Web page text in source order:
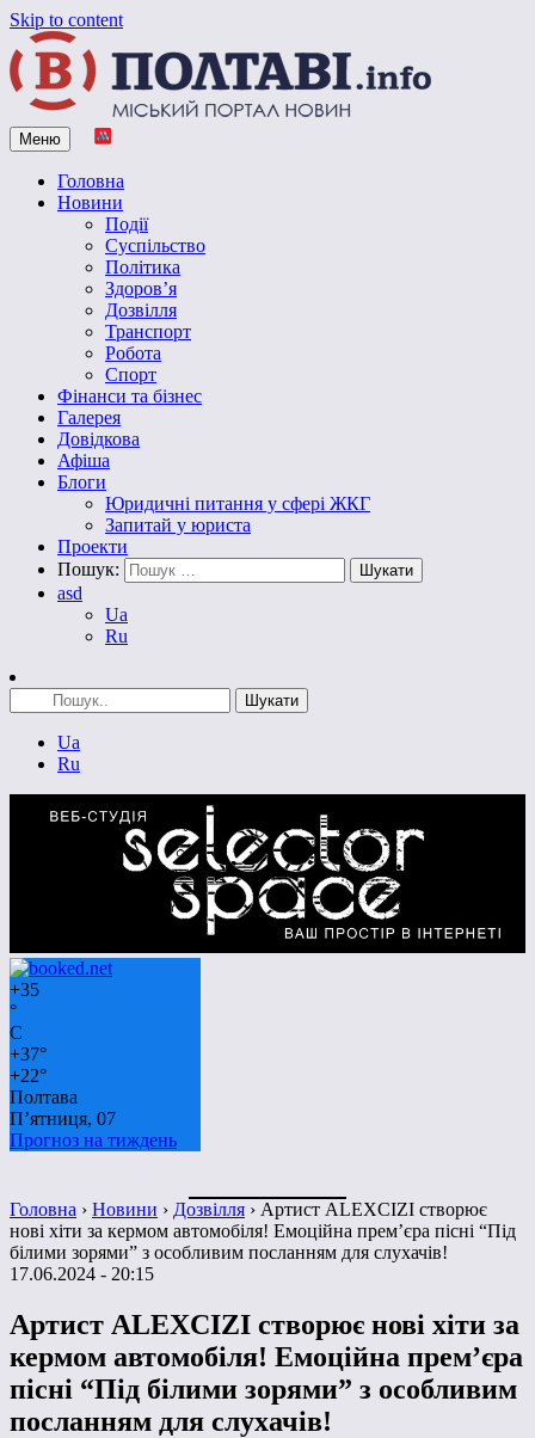
Skip to content
Vpoltave.info
Полтавський портал новин
Меню
Головна
Новини
Події
Суспільство
Політика
Здоров’я
Дозвілля
Транспорт
Робота
Спорт
Фінанси та бізнес
Галерея
Довідкова
Афіша
Блоги
Юридичні питання у сфері ЖКГ
Запитай у юриста
Проекти
Пошук:
asd
Ua
Ru
Ua
Ru
+35
°
C
+37°
+22°
Полтава
П’ятниця, 07
Прогноз на тиждень
Головна › Новини › Дозвілля › Артист ALEXCIZI створює
нові хіти за кермом автомобіля! Емоційна прем’єра пісні “Під
білими зорями” з особливим посланням для слухачів!
17.06.2024 - 20:15
Артист ALEXCIZI створює нові хіти за
кермом автомобіля! Емоційна прем’єра
пісні “Під білими зорями” з особливим
посланням для слухачів!